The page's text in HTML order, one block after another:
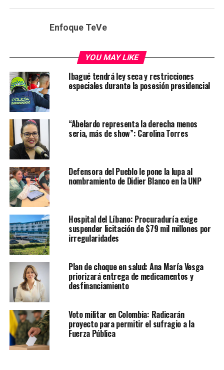
Enfoque TeVe
YOU MAY LIKE
Ibagué tendrá ley seca y restricciones
especiales durante la posesión presidencial
“Abelardo representa la derecha menos
seria, más de show”: Carolina Torres
Defensora del Pueblo le pone la lupa al
nombramiento de Didier Blanco en la UNP
Hospital del Líbano: Procuraduría exige
suspender licitación de $79 mil millones por
irregularidades
Plan de choque en salud: Ana María Vesga
priorizará entrega de medicamentos y
desfinanciamiento
Voto militar en Colombia: Radicarán
proyecto para permitir el sufragio a la
Fuerza Pública